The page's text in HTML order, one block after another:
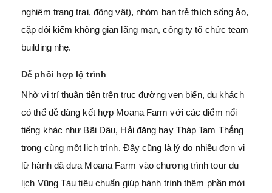
nghiệm trang trại, động vật), nhóm bạn trẻ thích sống ảo,
cặp đôi kiếm không gian lãng mạn, công ty tổ chức team
building nhẹ.
Dễ phối hợp lộ trình
Nhờ vị trí thuận tiện trên trục đường ven biển, du khách
có thể dễ dàng kết hợp Moana Farm với các điểm nổi
tiếng khác như Bãi Dâu, Hải đăng hay Tháp Tam Thắng
trong cùng một lịch trình. Đây cũng là lý do nhiều đơn vị
lữ hành đã đưa Moana Farm vào chương trình tour du
lịch Vũng Tàu tiêu chuẩn giúp hành trình thêm phần mới